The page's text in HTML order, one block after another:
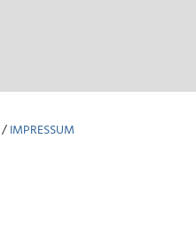
/IMPRESSUM